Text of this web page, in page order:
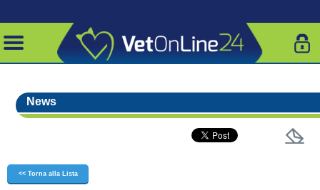
News
<< Torna alla Lista